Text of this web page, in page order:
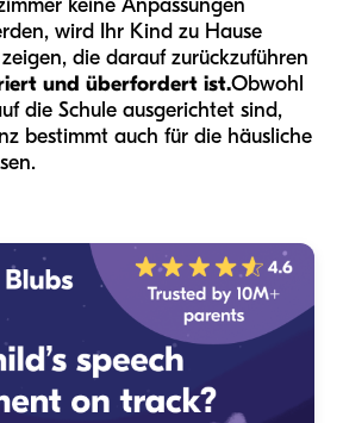
keine Anpassungen
wird Ihr Kind zu Hause
die darauf zurückzuführen
und überfordert ist.Obwohl
die Schule ausgerichtet sind,
bestimmt auch für die häusliche